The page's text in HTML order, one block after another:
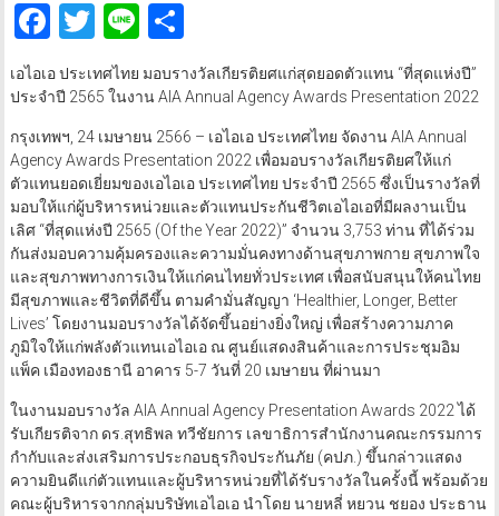
Facebook
Twitter
LineShare
เอไอเอ ประเทศไทย มอบรางวัลเกียรติยศแก่สุดยอดตัวแทน “ที่สุดแห่งปี”
ประจำปี 2565 ในงาน AIA Annual Agency Awards Presentation 2022
กรุงเทพฯ, 24 เมษายน 2566 – เอไอเอ ประเทศไทย จัดงาน AIA Annual
Agency Awards Presentation 2022 เพื่อมอบรางวัลเกียรติยศให้แก่
ตัวแทนยอดเยี่ยมของเอไอเอ ประเทศไทย ประจำปี 2565 ซึ่งเป็นรางวัลที่
มอบให้แก่ผู้บริหารหน่วยและตัวแทนประกันชีวิตเอไอเอที่มีผลงานเป็น
เลิศ “ที่สุดแห่งปี 2565 (Of the Year 2022)” จำนวน 3,753 ท่าน ที่ได้ร่วม
กันส่งมอบความคุ้มครองและความมั่นคงทางด้านสุขภาพกาย สุขภาพใจ
และสุขภาพทางการเงินให้แก่คนไทยทั่วประเทศ เพื่อสนับสนุนให้คนไทย
มีสุขภาพและชีวิตที่ดีขึ้น ตามคำมั่นสัญญา ‘Healthier, Longer, Better
Lives’ โดยงานมอบรางวัลได้จัดขึ้นอย่างยิ่งใหญ่ เพื่อสร้างความภาค
ภูมิใจให้แก่พลังตัวแทนเอไอเอ ณ ศูนย์แสดงสินค้าและการประชุมอิม
แพ็ค เมืองทองธานี อาคาร 5-7 วันที่ 20 เมษายน ที่ผ่านมา
ในงานมอบรางวัล AIA Annual Agency Presentation Awards 2022 ได้
รับเกียรติจาก ดร.สุทธิพล ทวีชัยการ เลขาธิการสำนักงานคณะกรรมการ
กำกับและส่งเสริมการประกอบธุรกิจประกันภัย (คปภ.) ขึ้นกล่าวแสดง
ความยินดีแก่ตัวแทนและผู้บริหารหน่วยที่ได้รับรางวัลในครั้งนี้ พร้อมด้วย
คณะผู้บริหารจากกลุ่มบริษัทเอไอเอ นำโดย นายหลี่ หยวน ชยอง ประธาน